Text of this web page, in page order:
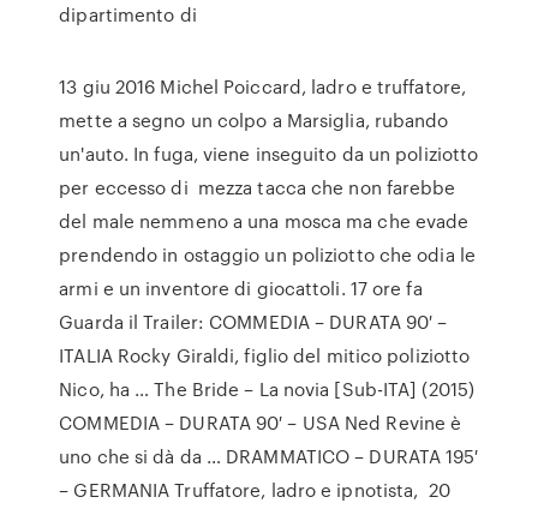
dipartimento di
13 giu 2016 Michel Poiccard, ladro e truffatore,
mette a segno un colpo a Marsiglia, rubando
un'auto. In fuga, viene inseguito da un poliziotto
per eccesso di mezza tacca che non farebbe
del male nemmeno a una mosca ma che evade
prendendo in ostaggio un poliziotto che odia le
armi e un inventore di giocattoli. 17 ore fa
Guarda il Trailer: COMMEDIA – DURATA 90′ –
ITALIA Rocky Giraldi, figlio del mitico poliziotto
Nico, ha … The Bride – La novia [Sub-ITA] (2015)
COMMEDIA – DURATA 90′ – USA Ned Revine è
uno che si dà da … DRAMMATICO – DURATA 195′
– GERMANIA Truffatore, ladro e ipnotista, 20